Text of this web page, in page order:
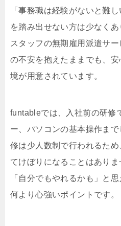
「事務職は経験がないと難
を踏み出せない方は少なく
スタッフの無期雇用派遣サ
の不安を抱えたままでも、
境が用意されています。
funtableでは、入社前の研修
ー、パソコンの基本操作ま
修は少人数制で行われるた
てけぼりになることはあり
「自分でもやれるかも」と
何より心強いポイントです。